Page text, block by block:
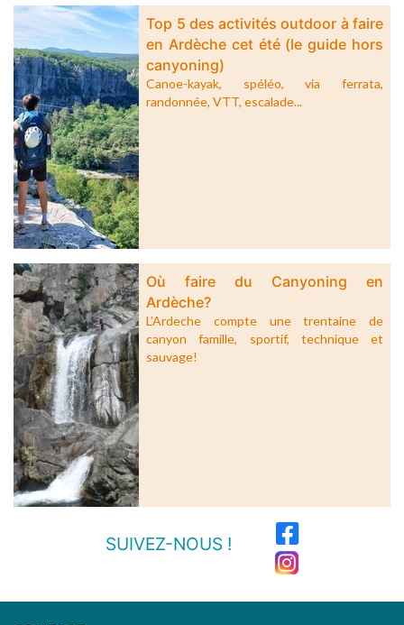
Top 5 des activités outdoor à faire
en Ardèche cet été (le guide hors
canyoning)
Canoe-kayak, spéléo, via ferrata,
randonnée, VTT, escalade...
Où faire du Canyoning en
Ardèche?
L’Ardeche compte une trentaine de
canyon famille, sportif, technique et
sauvage!
SUIVEZ-NOUS !